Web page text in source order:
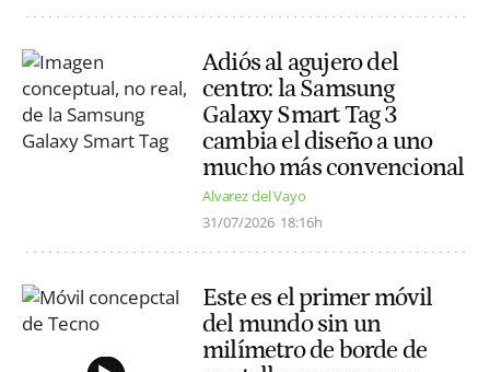
Adiós al agujero del
centro: la Samsung
Galaxy Smart Tag 3
cambia el diseño a uno
mucho más convencional
Alvarez del Vayo
31/07/2026 18:16h
Este es el primer móvil
del mundo sin un
milímetro de borde de